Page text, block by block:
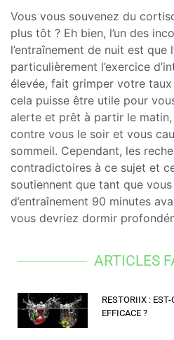
Vous vous souvenez du
plus tôt ? Eh bien, l’un des
l’entraînement de nuit est que
particulièrement l’exercice
élevée, fait grimper votre
cela puisse être utile pour
alerte et prêt à partir le
contre vous le soir et vous
sommeil. Cependant, les
contradictoires à ce sujet et
soutiennent que tant que
d’entraînement 90 minutes
vous devriez dormir
ARTICLES
RESTORIIX :
EFFICACE ?